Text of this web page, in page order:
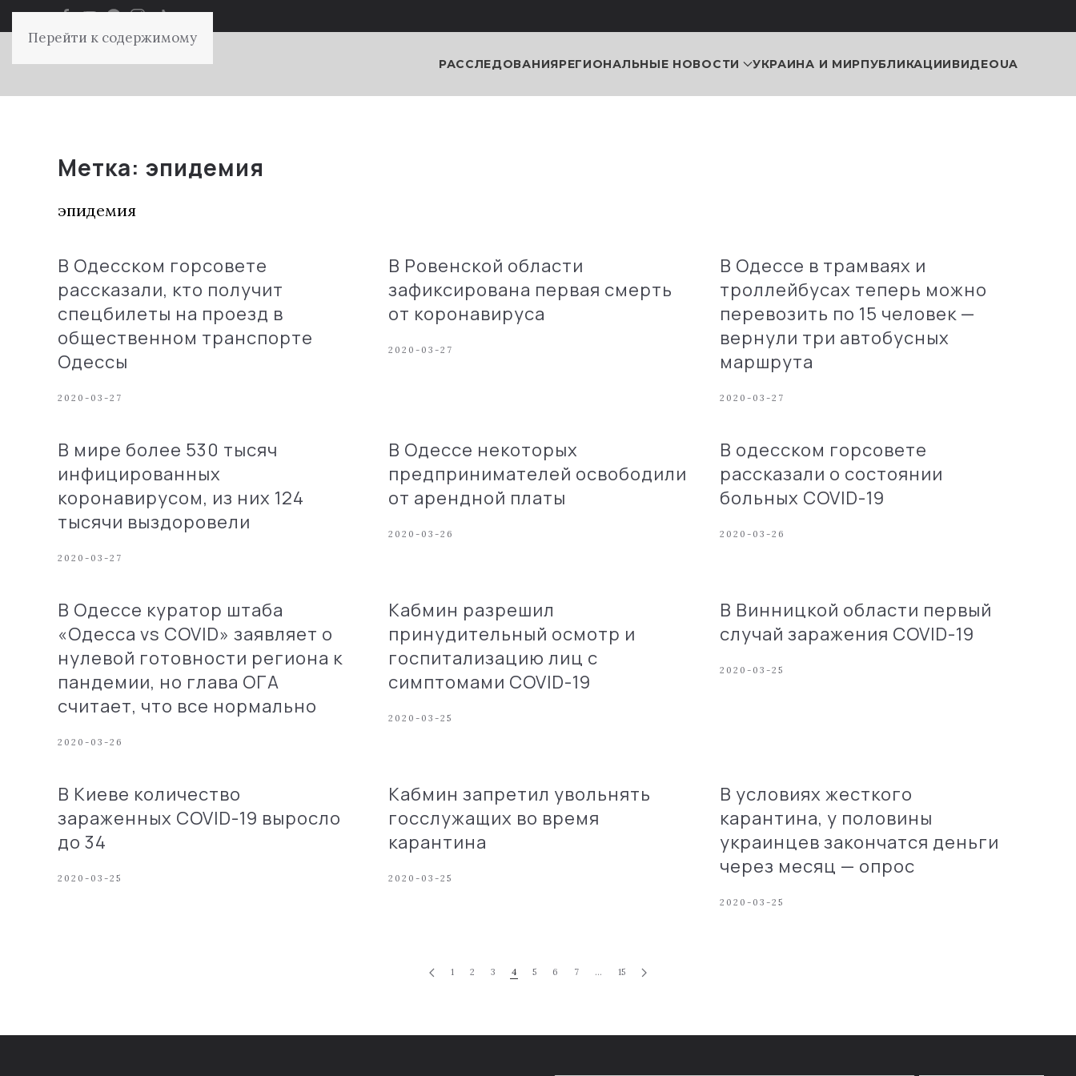
Перейти к содержимому
РАССЛЕДОВАНИЯРЕГИОНАЛЬНЫЕ НОВОСТИ УКРАИНА И МИРПУБЛИКАЦИИВИДЕОUA
Метка: эпидемия
эпидемия
В Одесском горсовете
рассказали, кто получит
спецбилеты на проезд в
общественном транспорте
Одессы
2020-03-27
В Ровенской области
зафиксирована первая смерть
от коронавируса
2020-03-27
В Одессе в трамваях и
троллейбусах теперь можно
перевозить по 15 человек —
вернули три автобусных
маршрута
2020-03-27
В мире более 530 тысяч
инфицированных
коронавирусом, из них 124
тысячи выздоровели
2020-03-27
В Одессе некоторых
предпринимателей освободили
от арендной платы
2020-03-26
В одесском горсовете
рассказали о состоянии
больных COVID-19
2020-03-26
В Одессе куратор штаба
«Одесса vs COVID» заявляет о
нулевой готовности региона к
пандемии, но глава ОГА
считает, что все нормально
2020-03-26
Кабмин разрешил
принудительный осмотр и
госпитализацию лиц с
симптомами COVID-19
2020-03-25
В Винницкой области первый
случай заражения COVID-19
2020-03-25
В Киеве количество
зараженных COVID-19 выросло
до 34
2020-03-25
Кабмин запретил увольнять
госслужащих во время
карантина
2020-03-25
В условиях жесткого
карантина, у половины
украинцев закончатся деньги
через месяц — опрос
2020-03-25
1 2 3 4 5 6 7 … 15